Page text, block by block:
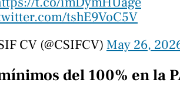
tshE9VoC5V
CV (@CSIFCV) May 26,
del 100% en la